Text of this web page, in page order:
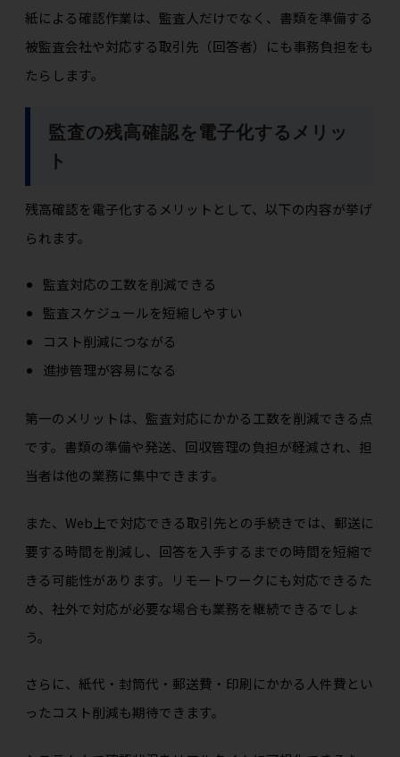
紙による確認作業は、監査人だけでなく、書類を準備する
被監査会社や対応する取引先（回答者）にも事務負担をも
たらします。
監査の残高確認を電子化するメリッ
ト
残高確認を電子化するメリットとして、以下の内容が挙げ
られます。
監査対応の工数を削減できる
監査スケジュールを短縮しやすい
コスト削減につながる
進捗管理が容易になる
第一のメリットは、監査対応にかかる工数を削減できる点
です。書類の準備や発送、回収管理の負担が軽減され、担
当者は他の業務に集中できます。
また、Web上で対応できる取引先との手続きでは、郵送に
要する時間を削減し、回答を入手するまでの時間を短縮で
きる可能性があります。リモートワークにも対応できるた
め、社外で対応が必要な場合も業務を継続できるでしょ
う。
さらに、紙代・封筒代・郵送費・印刷にかかる人件費とい
ったコスト削減も期待できます。